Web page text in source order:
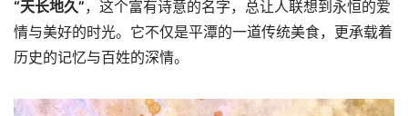
“天长地久”，这个富有诗意的名字，总让人联想到永恒的爱
情与美好的时光。它不仅是平潭的一道传统美食，更承载着
历史的记忆与百姓的深情。